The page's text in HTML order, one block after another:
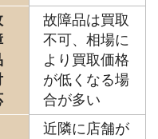
故障品は買取
不可、相場に
より買取価格
が低くなる場
合が多い
近隣に店舗が